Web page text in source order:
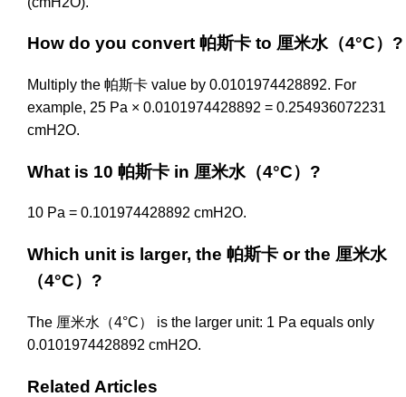
How do you convert 帕斯卡 to 厘米水（4°C）?
Multiply the 帕斯卡 value by 0.0101974428892. For
example, 25 Pa × 0.0101974428892 = 0.254936072231
cmH2O.
What is 10 帕斯卡 in 厘米水（4°C）?
10 Pa = 0.101974428892 cmH2O.
Which unit is larger, the 帕斯卡 or the 厘米水
（4°C）?
The 厘米水（4°C） is the larger unit: 1 Pa equals only
0.0101974428892 cmH2O.
Related Articles